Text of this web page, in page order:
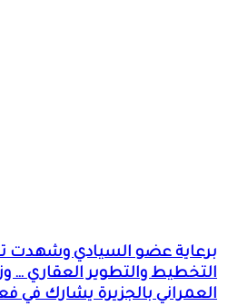
برعاية عضو السيادي وشهدت
التخطيط والتطوير العقاري …